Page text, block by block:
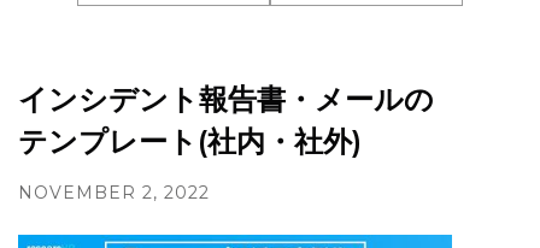
インシデント報告書・メールの
テンプレート(社内・社外)
NOVEMBER 2, 2022